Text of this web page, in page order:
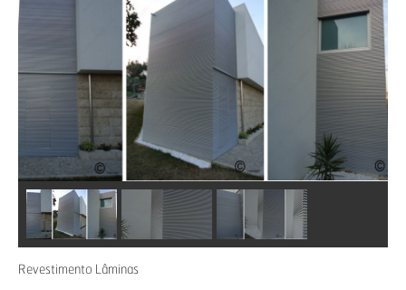
Revestimento Lâminas